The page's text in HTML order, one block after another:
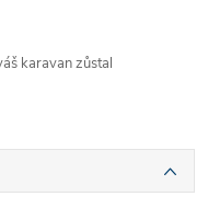
karavan zůstal